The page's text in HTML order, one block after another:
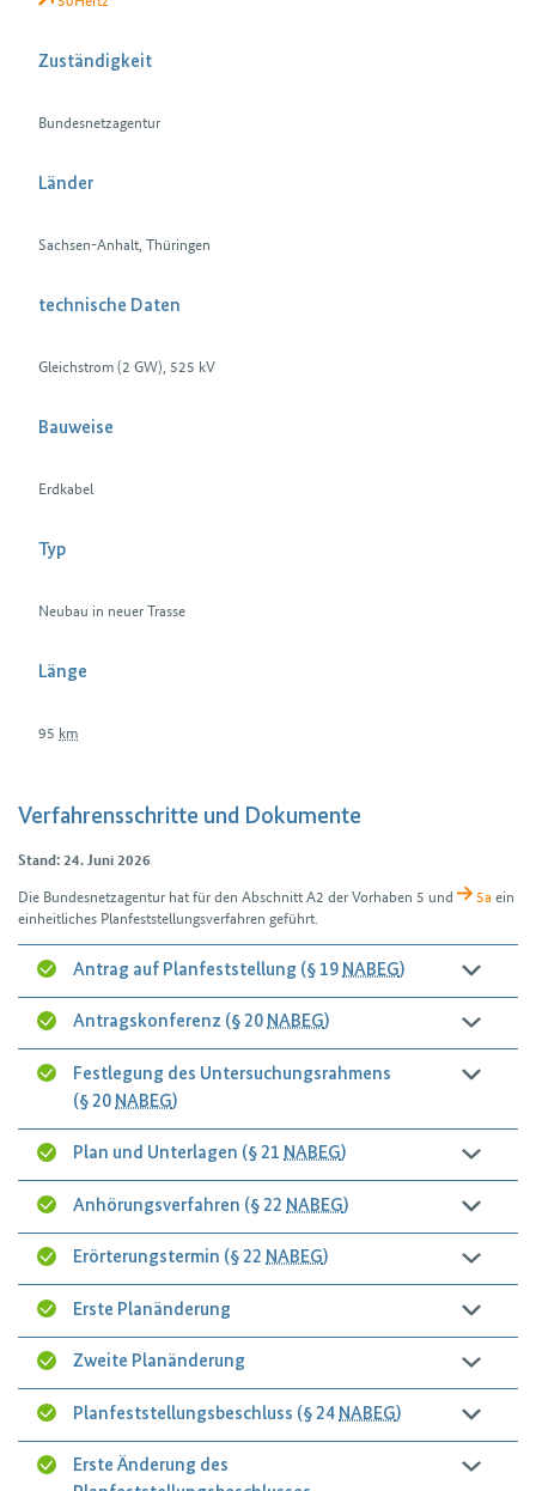
Zuständigkeit
Bundesnetzagentur
Länder
Sachsen-Anhalt, Thüringen
technische Daten
Gleichstrom (2 GW), 525 kV
Bauweise
Erdkabel
Typ
Neubau in neuer Trasse
Länge
95 km
Verfahrensschritte und Dokumente
Stand: 24. Juni 2026
Die Bundes­netz­agentur hat für den Abschnitt A2 der Vorhaben 5 und 5a ein
einheitliches Plan­feststellungs­verfahren geführt.
Antrag auf Planfeststellung (§ 19 NABEG)
Antragskonferenz (§ 20NABEG)
Festlegung des Untersuchungsrahmens
(§ 20 NABEG)
Plan und Unterlagen (§ 21NABEG)
Anhörungsverfahren (§ 22 NABEG)
Erörterungstermin (§ 22NABEG)
Erste Planänderung
Zweite Planänderung
Planfeststellungsbeschluss (§ 24 NABEG)
Erste Änderung des